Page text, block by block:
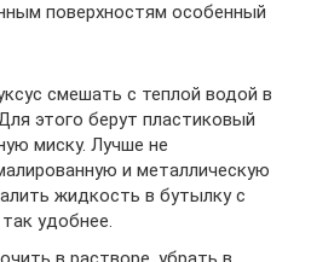
поверхностям особенный
смешать с теплой водой в
этого берут пластиковый
миску. Лучше не
и металлическую
жидкость в бутылку с
удобнее.